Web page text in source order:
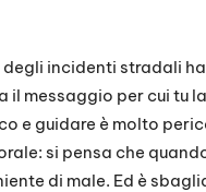
degli incidenti stradali
messaggio per cui tu
e guidare è molto
si pensa che
di male. Ed è